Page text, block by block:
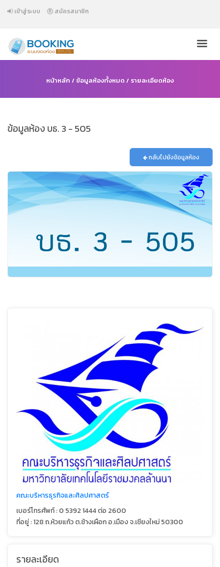
เข้าสู่ระบบ สมัครสมาชิก
หน้าหลัก / ข้อมูลห้องทั้งหมด / รายละเอียดห้อง
ข้อมูลห้อง บธ. 3 - 505
กลับไปยังข้อมูลห้อง
คณะบริหารธุรกิจและศิลปศาสตร์
เบอร์โทรศัพท์ : 0 5392 1444 ต่อ 2600
ที่อยู่ : 128 ถ.ห้วยแก้ว ต.ช้างเผือก อ.เมือง จ.เชียงใหม่ 50300
รายละเอียด